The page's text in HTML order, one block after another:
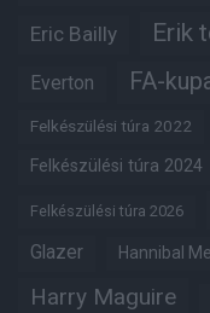
Eric Bailly Erik
Everton FA-
Felkészülési túra 2022
Felkészülési túra 2024
Felkészülési túra 2026
Glazer Hannibal
Harry Maguire